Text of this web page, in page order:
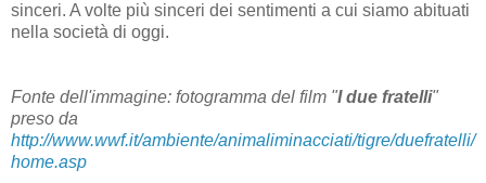
sinceri. A volte più sinceri dei sentimenti a cui siamo abituati
nella società di oggi.
Fonte dell'immagine: fotogramma del film "I due fratelli"
preso da
http://www.wwf.it/ambiente/animaliminacciati/tigre/duefratelli/
home.asp